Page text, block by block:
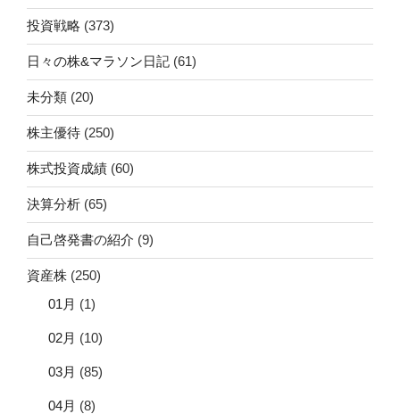
投資戦略 (373)
日々の株&マラソン日記 (61)
未分類 (20)
株主優待 (250)
株式投資成績 (60)
決算分析 (65)
自己啓発書の紹介 (9)
資産株 (250)
01月 (1)
02月 (10)
03月 (85)
04月 (8)